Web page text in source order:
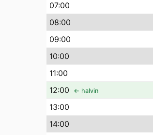
07:00
08:00
09:00
10:00
11:00
12:00 ← halvin
13:00
14:00